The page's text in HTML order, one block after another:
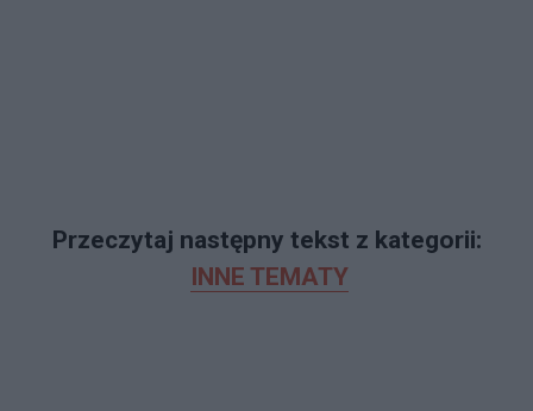
Przeczytaj następny tekst z kategorii:
INNE TEMATY